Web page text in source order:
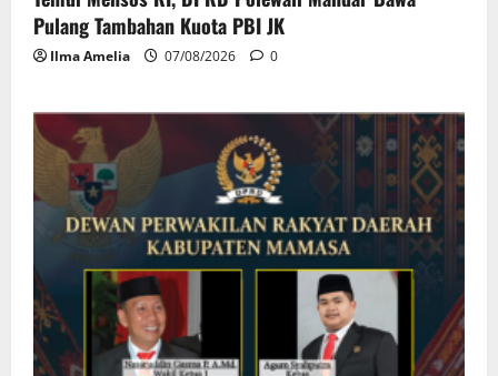
Pulang Tambahan Kuota PBI JK
Ilma Amelia 07/08/2026 0